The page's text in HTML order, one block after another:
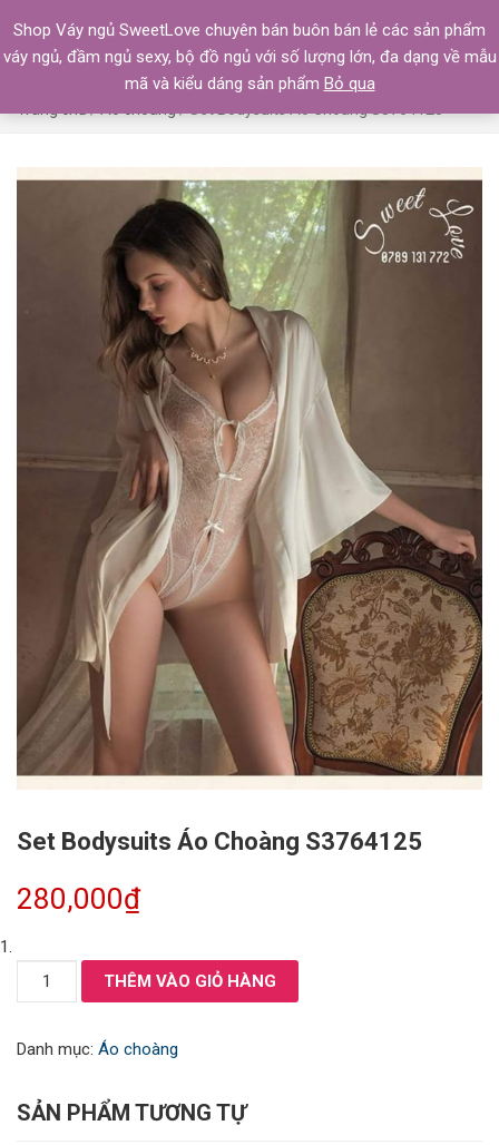
Set Bodysuits Áo Choàng S3764125
280,000₫
Bodysuits
Choàng
số
THÊM VÀO GIỎ HÀNG
Danh mục: Áo choàng
SẢN PHẨM TƯƠNG TỰ
Shop Váy ngủ SweetLove chuyên bán buôn bán lẻ các sản phẩm
váy ngủ, đầm ngủ sexy, bộ đồ ngủ với số lượng lớn, đa dạng về mẫu
mã và kiểu dáng sản phẩm Bỏ qua